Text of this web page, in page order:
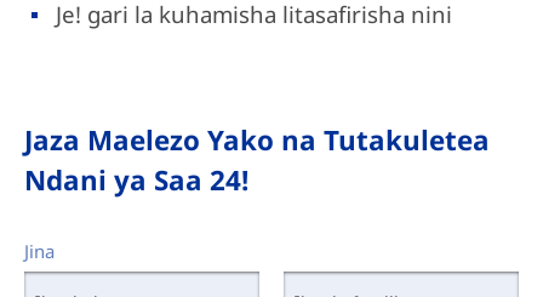
Je! gari la kuhamisha litasafirisha nini
Jaza Maelezo Yako na Tutakuletea
Ndani ya Saa 24!
Jina